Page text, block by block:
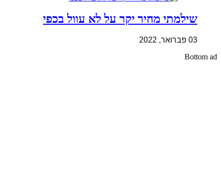
שילמתי מחיר יקר על לא עוול בכפי
03 פברואר, 2022
Bottom ad